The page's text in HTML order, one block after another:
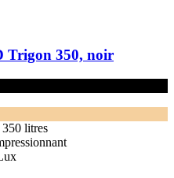
Trigon 350, noir
litres